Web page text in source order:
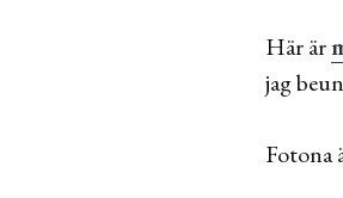
Här är
jag
Fotona